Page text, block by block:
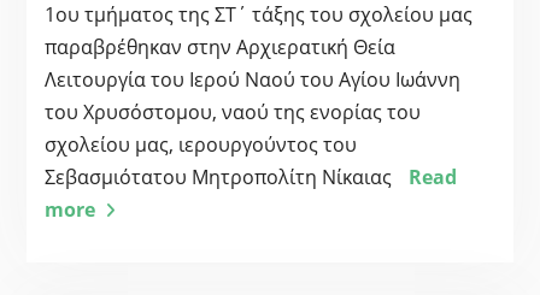
1ου τμήματος της ΣΤ΄ τάξης του σχολείου μας
παραβρέθηκαν στην Αρχιερατική Θεία
Λειτουργία του Ιερού Ναού του Αγίου Ιωάννη
του Χρυσόστομου, ναού της ενορίας του
σχολείου μας, ιερουργούντος του
Σεβασμιότατου Μητροπολίτη Νίκαιας
Read
more